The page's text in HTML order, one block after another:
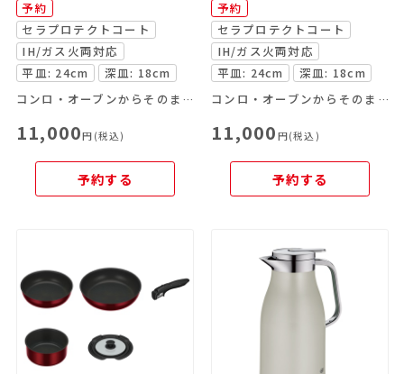
予約
セラプロテクトコート
IH/ガス火両対応
平皿: 24cm
深皿: 18cm
コンロ・オーブンからそのまま食卓へ
11,000円(税込)
予約する
予約
セラプロテクトコート
IH/ガス火両対応
平皿: 24cm
深皿: 18cm
コンロ・オーブンからそのまま食卓へ
11,000 円(税込)
予約する